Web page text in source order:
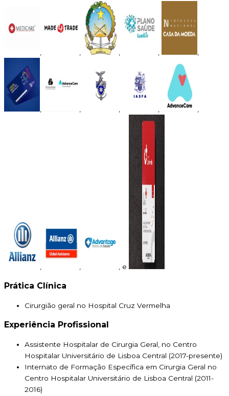
, e
Prática Clínica
Cirurgião geral no Hospital Cruz Vermelha
Experiência Profissional
Assistente Hospitalar de Cirurgia Geral, no Centro
Hospitalar Universitário de Lisboa Central (2017-presente)
Internato de Formação Específica em Cirurgia Geral no
Centro Hospitalar Universitário de Lisboa Central (2011-
2016)